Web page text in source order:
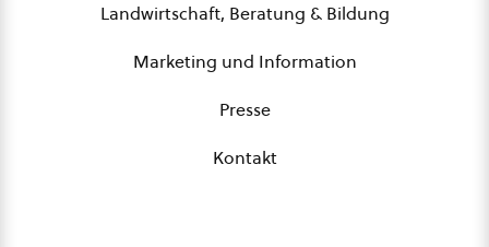
Landwirtschaft, Beratung & Bildung
Marketing und Information
Presse
Kontakt